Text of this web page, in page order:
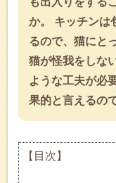
か。 キッチンは
るので、猫にと
猫が怪我をしな
ような工夫が必
果的と言えるの
【目次】